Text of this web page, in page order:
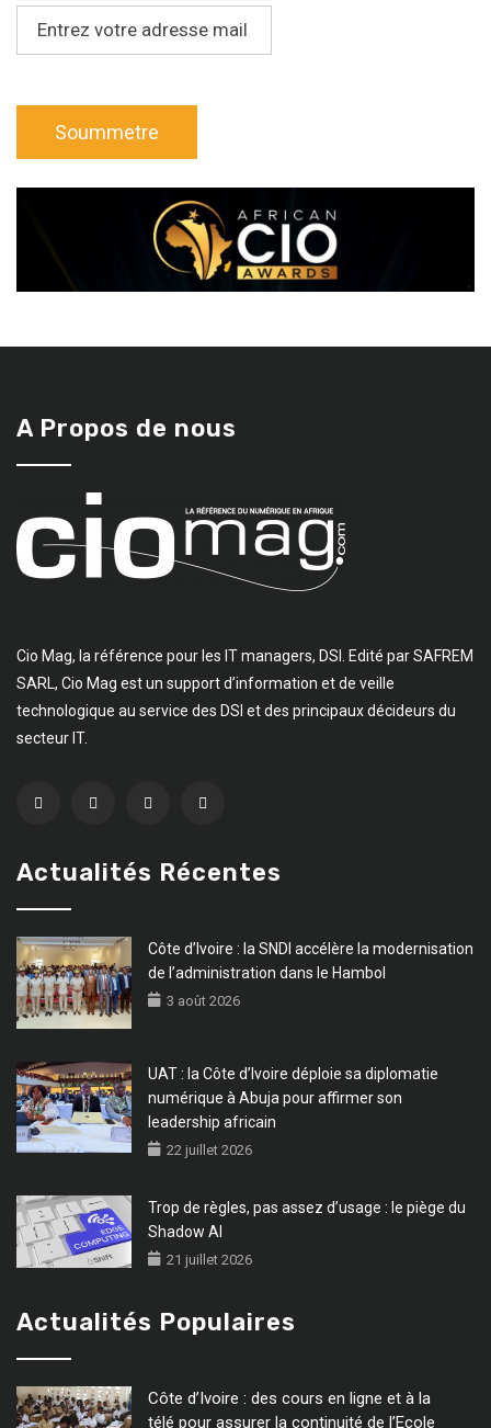
A Propos de nous
Cio Mag, la référence pour les IT managers, DSI. Edité par SAFREM
SARL, Cio Mag est un support d’information et de veille
technologique au service des DSI et des principaux décideurs du
secteur IT.
Actualités Récentes
Côte d’Ivoire : la SNDI accélère la modernisation
de l’administration dans le Hambol
3 août 2026
UAT : la Côte d’Ivoire déploie sa diplomatie
numérique à Abuja pour affirmer son
leadership africain
22 juillet 2026
Trop de règles, pas assez d’usage : le piège du
Shadow AI
21 juillet 2026
Actualités Populaires
Côte d’Ivoire : des cours en ligne et à la
télé pour assurer la continuité de l’Ecole